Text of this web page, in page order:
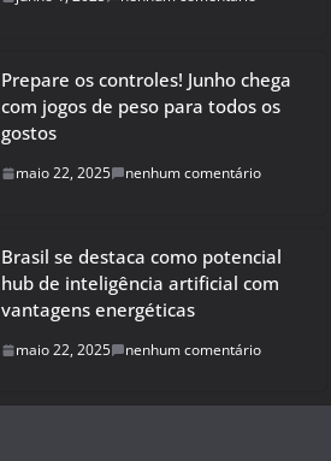
Prepare os controles! Junho chega
com jogos de peso para todos os
gostos
maio 22, 2025 nenhum comentário
Brasil se destaca como potencial
hub de inteligência artificial com
vantagens energéticas
maio 22, 2025 nenhum comentário